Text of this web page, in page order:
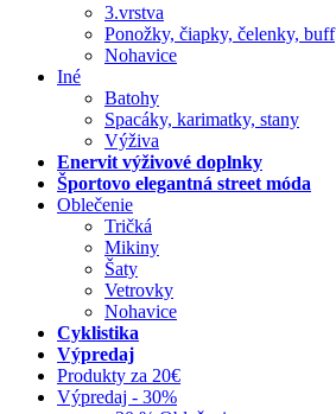
3.vrstva
Ponožky, čiapky, čelenky, buff
Nohavice
Iné
Batohy
Spacáky, karimatky, stany
Výživa
Enervit výživové doplnky
Športovo elegantná street móda
Oblečenie
Tričká
Mikiny
Šaty
Vetrovky
Nohavice
Cyklistika
Výpredaj
Produkty za 20€
Výpredaj - 30%